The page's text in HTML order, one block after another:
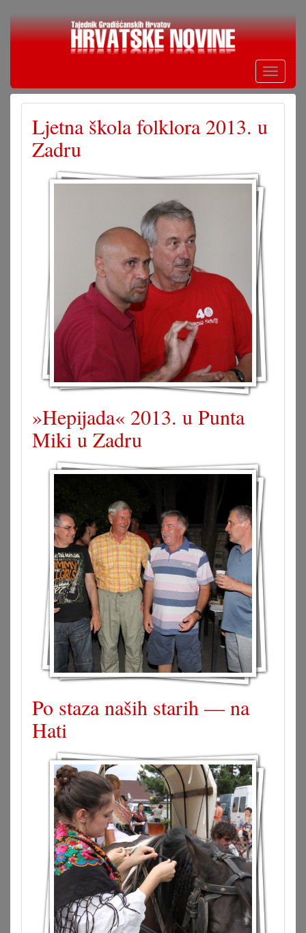
Skoči
Toggle
Ljetna škola folklora 2013. u
Zadru
»Hepijada« 2013. u Punta
Miki u Zadru
Po staza naših starih — na
Hati